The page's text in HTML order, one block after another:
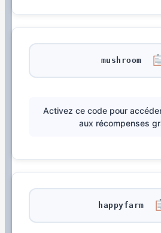
mushroom
Activez ce code pour
aux récompenses
happyfarm